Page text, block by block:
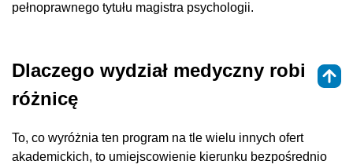
pełnoprawnego tytułu magistra psychologii.
Dlaczego wydział medyczny robi
różnicę
To, co wyróżnia ten program na tle wielu innych ofert
akademickich, to umiejscowienie kierunku bezpośrednio